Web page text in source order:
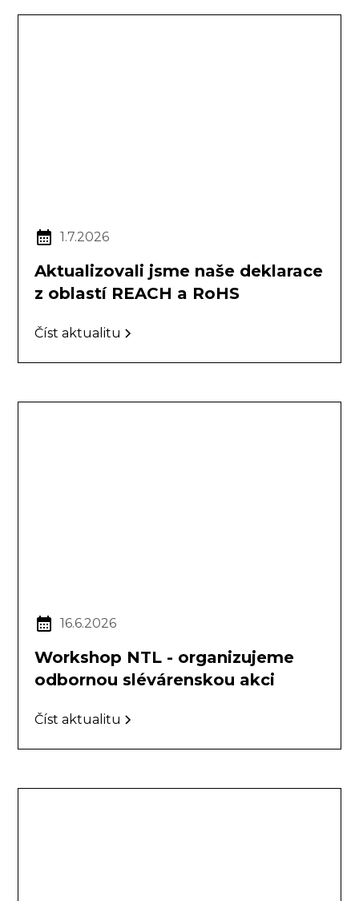
1.7.2026
Aktualizovali jsme naše deklarace
z oblastí REACH a RoHS
Číst aktualitu
16.6.2026
Workshop NTL - organizujeme
odbornou slévárenskou akci
Číst aktualitu